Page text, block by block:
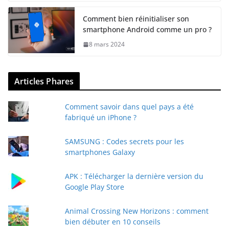
Comment bien réinitialiser son
smartphone Android comme un pro ?
8 mars 2024
Articles Phares
Comment savoir dans quel pays a été
fabriqué un iPhone ?
SAMSUNG : Codes secrets pour les
smartphones Galaxy
APK : Télécharger la dernière version du
Google Play Store
Animal Crossing New Horizons : comment
bien débuter en 10 conseils